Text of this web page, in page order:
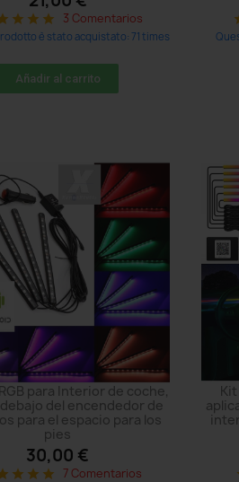
star star star 3 Comentarios
è stato acquistato: 71 times
Añadir al carrito
RGB para Interior de coche,
del encendedor de
para el espacio para los
pies
30,00 €
star star star 7 Comentarios